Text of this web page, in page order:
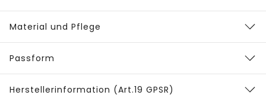
Material und Pflege
Passform
Herstellerinformation (Art.19 GPSR)